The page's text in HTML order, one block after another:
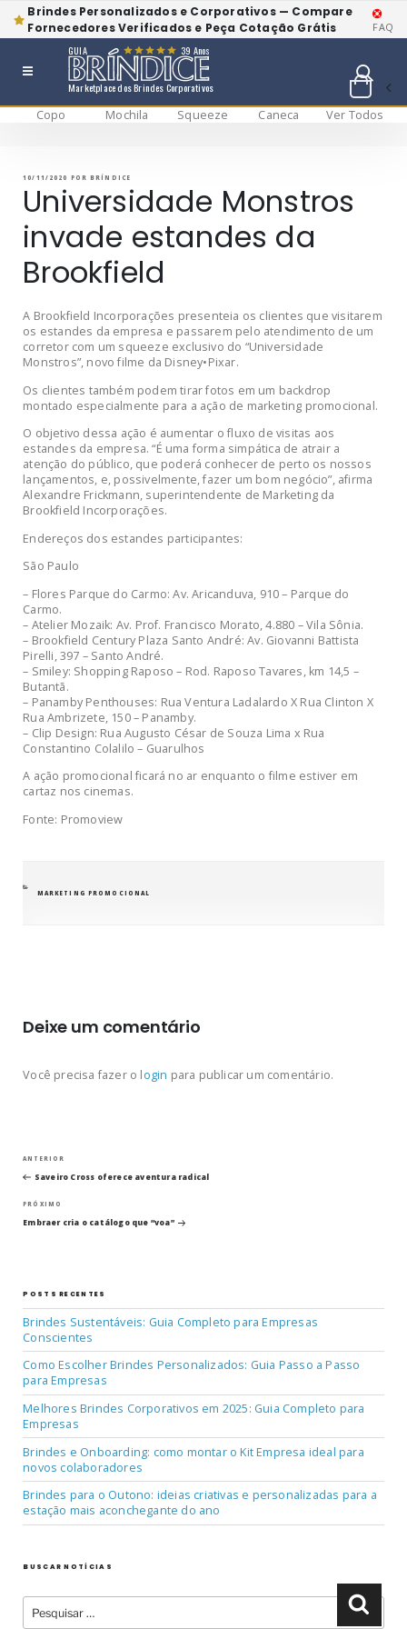
Brindes Personalizados e Corporativos — Compare
Fornecedores Verificados e Peça Cotação Grátis
FAQ
Marketplace dos Brindes Corporativos
GUIA 39 Anos
Copo Mochila Squeeze Caneca
Ver Todos
conteúdo
PUBLICADO
10/11/2020 PORBRÍNDICE
Universidade Monstros
invade estandes da
Brookfield
A Brookfield Incorporações presenteia os clientes que visitarem
os estandes da empresa e passarem pelo atendimento de um
corretor com um squeeze exclusivo do “Universidade
Monstros”, novo filme da Disney•Pixar.
Os clientes também podem tirar fotos em um backdrop
montado especialmente para a ação de marketing promocional.
O objetivo dessa ação é aumentar o fluxo de visitas aos
estandes da empresa. “É uma forma simpática de atrair a
atenção do público, que poderá conhecer de perto os nossos
lançamentos, e, possivelmente, fazer um bom negócio”, afirma
Alexandre Frickmann, superintendente de Marketing da
Brookfield Incorporações.
Endereços dos estandes participantes:
São Paulo
– Flores Parque do Carmo: Av. Aricanduva, 910 – Parque do
Carmo.
– Atelier Mozaik: Av. Prof. Francisco Morato, 4.880 – Vila Sônia.
– Brookfield Century Plaza Santo André: Av. Giovanni Battista
Pirelli, 397 – Santo André.
– Smiley: Shopping Raposo – Rod. Raposo Tavares, km 14,5 –
Butantã.
– Panamby Penthouses: Rua Ventura Ladalardo X Rua Clinton X
Rua Ambrizete, 150 – Panamby.
– Clip Design: Rua Augusto César de Souza Lima x Rua
Constantino Colalilo – Guarulhos
A ação promocional ficará no ar enquanto o filme estiver em
cartaz nos cinemas.
Fonte: Promoview
CATEGORIAS
MARKETING PROMOCIONAL
Deixe um comentário
Você precisa fazer ologin para publicar um comentário.
Navegação
de
Post
Post
anterior
ANTERIOR
Saveiro Cross oferece aventura radical
Próximo
post
PRÓXIMO
Embraer cria o catálogo que “voa”
POSTS RECENTES
Brindes Sustentáveis: Guia Completo para Empresas
Conscientes
Como Escolher Brindes Personalizados: Guia Passo a Passo
para Empresas
Melhores Brindes Corporativos em 2025: Guia Completo para
Empresas
Brindes e Onboarding: como montar o Kit Empresa ideal para
novos colaboradores
Brindes para o Outono: ideias criativas e personalizadas para a
estação mais aconchegante do ano
BUSCAR NOTÍCIAS